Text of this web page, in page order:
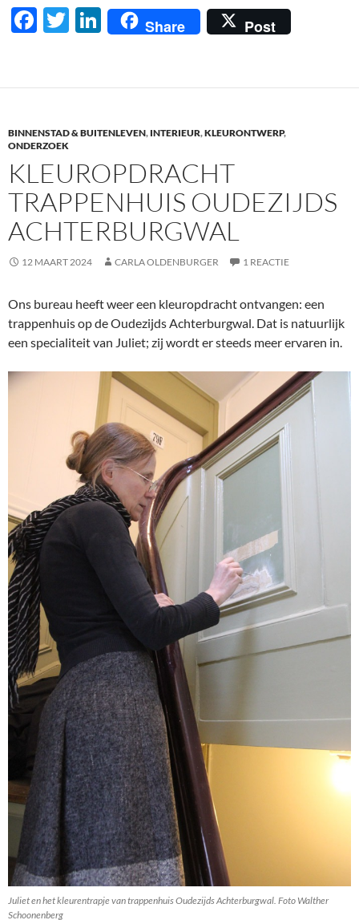
F
b
o
o
k
T
er
Li
e
dI
Share Post
BINNENSTAD & BUITENLEVEN, INTERIEUR,KLEURONTWERP,
ONDERZOEK
KLEUROPDRACHT
TRAPPENHUIS OUDEZIJDS
ACHTERBURGWAL
12 MAART 2024 CARLA OLDENBURGER 1 REACTIE
Ons bureau heeft weer een kleuropdracht ontvangen: een
trappenhuis op de Oudezijds Achterburgwal. Dat is natuurlijk
een specialiteit van Juliet; zij wordt er steeds meer ervaren in.
Juliet en het kleurentrapje van trappenhuis Oudezijds Achterburgwal. Foto Walther
Schoonenberg